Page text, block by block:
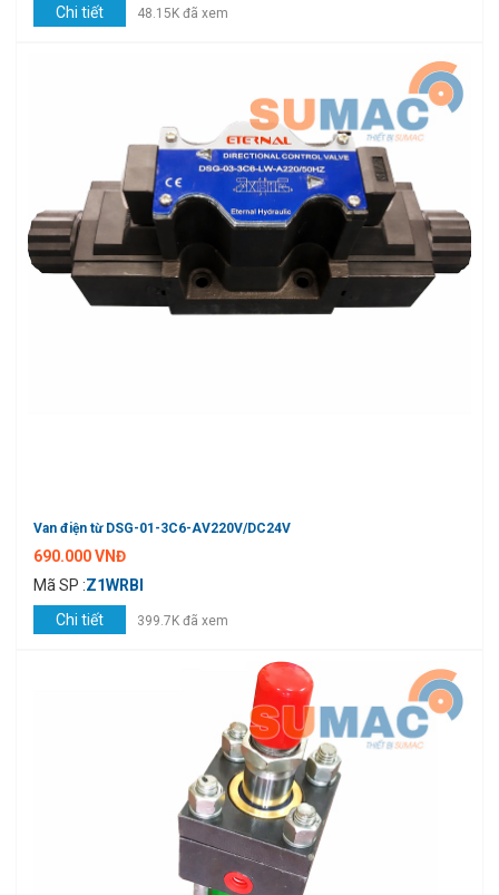
Chi tiết 48.15K đã xem
Van điện từ DSG-01-3C6-AV220V/DC24V
690.000 VNĐ
Mã SP :Z1WRBI
Chi tiết
399.7K đã xem